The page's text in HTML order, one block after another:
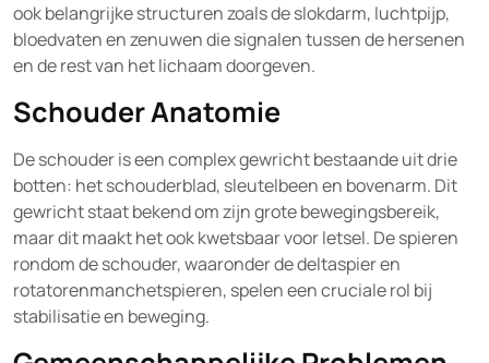
ook belangrijke structuren zoals de slokdarm, luchtpijp,
bloedvaten en zenuwen die signalen tussen de hersenen
en de rest van het lichaam doorgeven.
Schouder Anatomie
De schouder is een complex gewricht bestaande uit drie
botten: het schouderblad, sleutelbeen en bovenarm. Dit
gewricht staat bekend om zijn grote bewegingsbereik,
maar dit maakt het ook kwetsbaar voor letsel. De spieren
rondom de schouder, waaronder de deltaspier en
rotatorenmanchetspieren, spelen een cruciale rol bij
stabilisatie en beweging.